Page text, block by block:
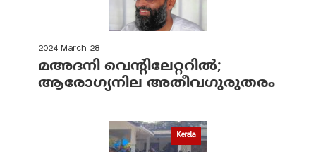
2024 March 28
മഅദനി വെന്റിലേറ്ററിൽ;
ആരോഗ്യനില അതീവഗുരുതരം
Kerala